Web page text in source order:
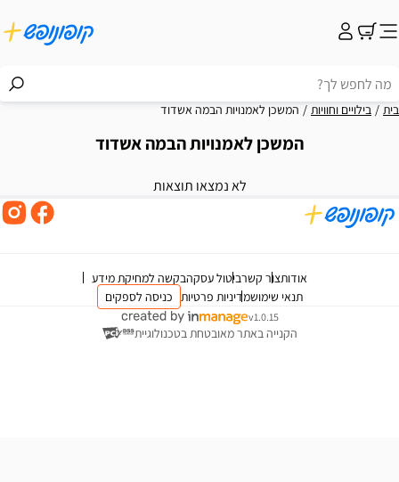
בית בילויים וחוויות המשכן לאמנויות הבמה אשדוד
המשכן לאמנויות הבמה אשדוד
לא נמצאו תוצאות
אודותצור קשרביטול עסקהבקשה למחיקת מידע
תנאי שימושמדיניות פרטיות כניסה לספקים
v1.0.15
הקנייה באתר מאובטחת בטכנולוגיית